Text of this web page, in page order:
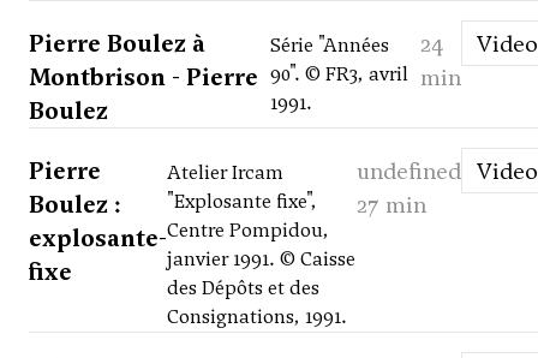
Pierre Boulez à
Montbrison - Pierre
Boulez
Série "Années
90". © FR3, avril
1991.
24
min
Video
Pierre
Boulez :
explosante-
fixe
Atelier Ircam
"Explosante fixe",
Centre Pompidou,
janvier 1991. © Caisse
des Dépôts et des
Consignations, 1991.
undefined
27 min
Video